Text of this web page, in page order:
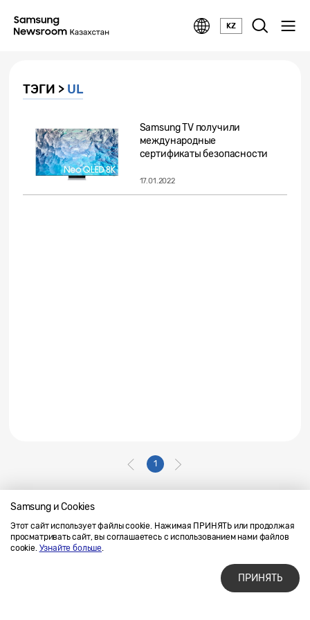
KZ
Samsung и Cookies
Этот сайт использует файлы cookie. Нажимая ПРИНЯТЬ или продолжая
просматривать сайт, вы соглашаетесь с использованием нами файлов
cookie. Узнайте больше.
ПРИНЯТЬ
ТЭГИ > UL
Samsung TV получили
международные
сертификаты безопасности
17.01.2022
1
Напишите нам
SAMSUNG.COM
Условия использования материалов